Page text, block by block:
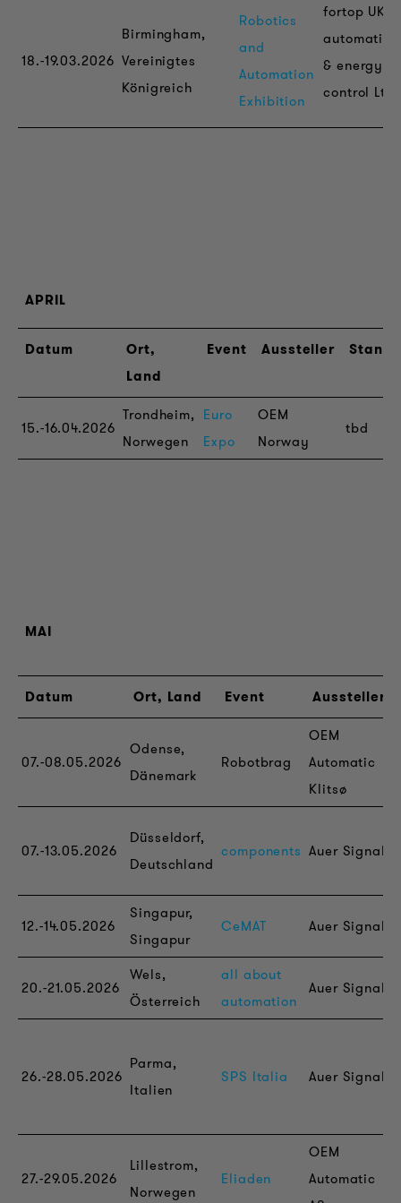
18.-19.03.2026
Birmingham,
Vereinigtes
Königreich
Robotics
and
Automation
Exhibition
fortop UK
automation
& energy
control Ltd.
APRIL
Datum
Ort,
Land
Event Aussteller Stand
15.-16.04.2026
Trondheim,
Norwegen
Euro
Expo
OEM
Norway
tbd
MAI
Datum Ort, Land Event Aussteller
07.-08.05.2026
Odense,
Dänemark
Robotbrag
OEM
Automatic
Klitsø
07.-13.05.2026
Düsseldorf,
Deutschland
components Auer Signal
12.-14.05.2026
Singapur,
Singapur
CeMAT Auer Signal
20.-21.05.2026
Wels,
Österreich
all about
automation
Auer Signal
26.-28.05.2026
Parma,
Italien
SPS Italia Auer Signal
27.-29.05.2026
Lillestrom,
Norwegen
Eliaden
OEM
Automatic